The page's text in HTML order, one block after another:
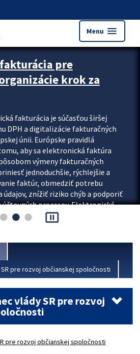
Menu menu
upútavok
pre
krok za
fakturácia je súčasťou širšej
DPH a digitalizácie fakturačných
únii. Európske pravidlá
aby sa elektronická faktúra
výmeny fakturačných
jednoduchšie, rýchlejšie a
faktúr, obmedziť potrebu
údajov, znížiť riziko chýb a podporiť
procesov. Elektronická
pause_presentation
pre rozvoj občianskej spoločnosti
vlády SR pre rozvoj
pre rozvoj občianskej spoločnosti